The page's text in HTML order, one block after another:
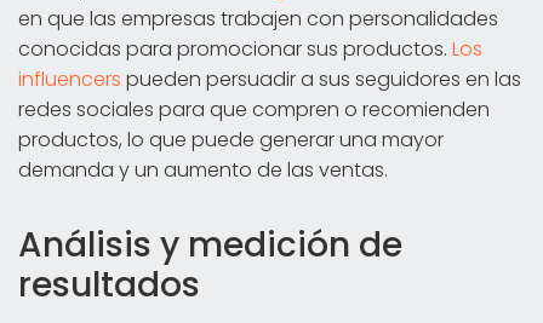
en que las empresas trabajen con personalidades
conocidas para promocionar sus productos. Los
influencers pueden persuadir a sus seguidores en las
redes sociales para que compren o recomienden
productos, lo que puede generar una mayor
demanda y un aumento de las ventas.
Análisis y medición de
resultados